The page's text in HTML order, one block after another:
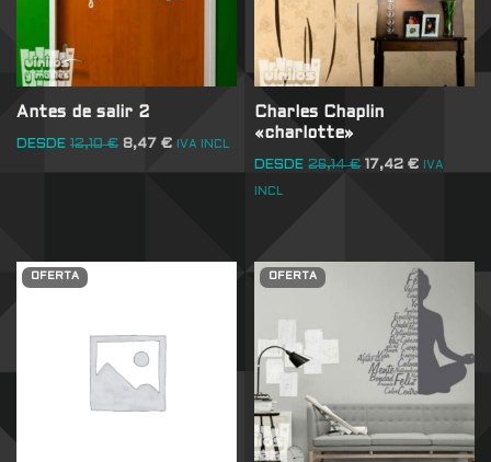
Antes de salir 2
DESDE 12,10€ 8,47 € IVA INCL
Charles Chaplin
«charlotte»
DESDE 26,14€ 17,42€ IVA
INCL
OFERTA OFERTA